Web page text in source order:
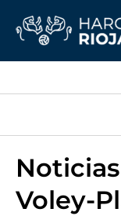
Voley-